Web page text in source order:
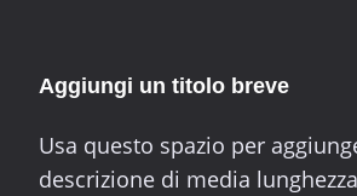
Aggiungi un titolo breve
Usa questo spazio per
descrizione di media